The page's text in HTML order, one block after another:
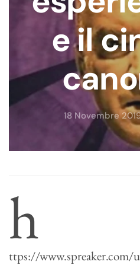
e il
18 Novembre
h
ttps://www.spreaker.com/